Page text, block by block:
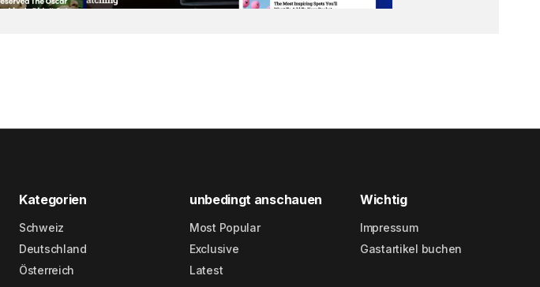
Kategorien
Schweiz
Deutschland
Österreich
unbedingt anschauen
Most Popular
Exclusive
Latest
Wichtig
Impressum
Gastartikel buchen